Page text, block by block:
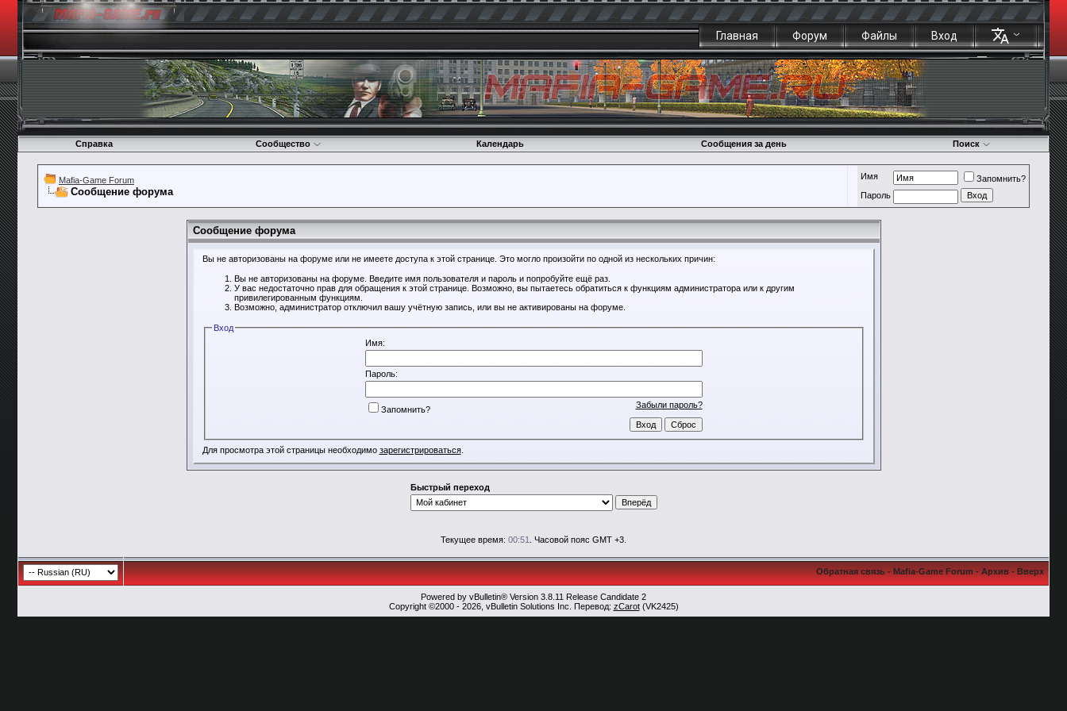
Главная Форум Файлы Вход
Справка Сообщество Календарь Сообщения за день Поиск
Mafia-Game Forum
Сообщение форума
Имя
Запомнить?
Пароль
Сообщение форума
Вы не авторизованы на форуме или не имеете доступа к этой странице. Это могло произойти по одной из нескольких причин:
Вы не авторизованы на форуме. Введите имя пользователя и пароль и попробуйте ещё раз.
У вас недостаточно прав для обращения к этой странице. Возможно, вы пытаетесь обратиться к функциям администратора или к другим
привилегированным функциям.
Возможно, администратор отключил вашу учётную запись, или вы не активированы на форуме.
Вход
Имя:
Пароль:
Забыли пароль?
Запомнить?
Для просмотра этой страницы необходимо зарегистрироваться.
Быстрый переход
Текущее время: 00:51 . Часовой пояс GMT +3.
Обратная связь-Mafia-Game Forum-Архив-Вверх
Powered by vBulletin® Version 3.8.11 Release Candidate 2
Copyright ©2000 - 2026, vBulletin Solutions Inc. Перевод: zCarot(VK2425)